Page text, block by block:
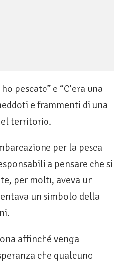
pescato” e “C’era una
e frammenti di una
territorio.
per la pesca
a pensare che si
per molti, aveva un
un simbolo della
affinché venga
che qualcuno